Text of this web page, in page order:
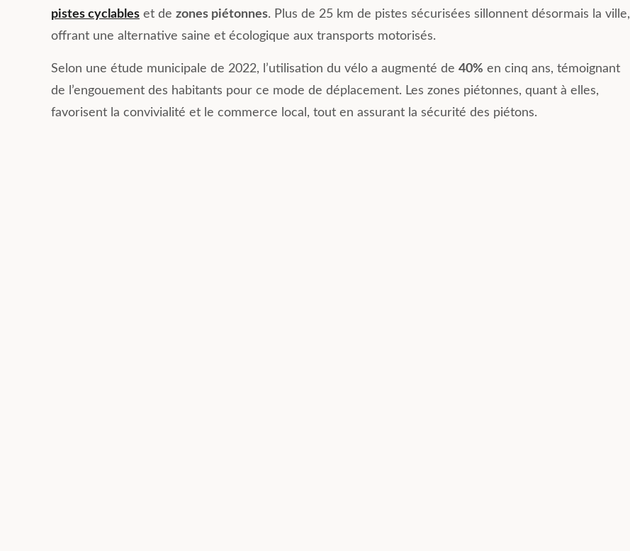
pistes cyclables et de zones piétonnes. Plus de 25 km de pistes sécurisées sillonnent désormais la ville,
offrant une alternative saine et écologique aux transports motorisés.
Selon une étude municipale de 2022, l’utilisation du vélo a augmenté de 40% en cinq ans, témoignant
de l’engouement des habitants pour ce mode de déplacement. Les zones piétonnes, quant à elles,
favorisent la convivialité et le commerce local, tout en assurant la sécurité des piétons.